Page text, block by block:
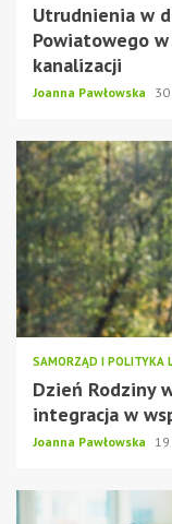
Utrudnienia w
Powiatowego
kanalizacji
Joanna Pawłowska
SAMORZĄD I POLITYKA
Dzień Rodziny
integracja w
Joanna Pawłowska